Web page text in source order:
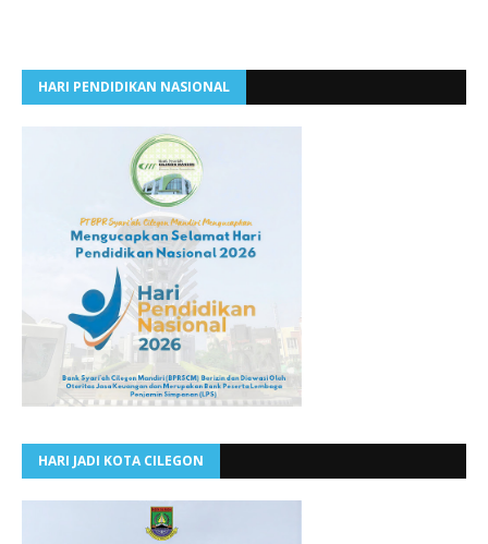
HARI PENDIDIKAN NASIONAL
HARI JADI KOTA CILEGON